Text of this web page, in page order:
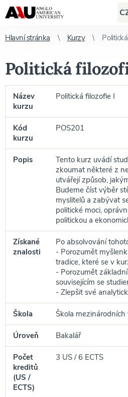
Hlavní stránka Kurzy
Politická
Název
kurzu
Politická filozofie I
Kód
kurzu
POS201
Popis
Tento kurz uvádí
zkoumat některé z
utvářejí způsob,
Budeme číst výběr
myslitelů a zabývat
politické moci,
politickou a
Získané
znalosti
Po absolvování
- Porozumět
tradice, které se v
- Porozumět
souvisejícím se
- Zlepšit své
Škola Škola
Úroveň Bakalář
Počet
kreditů
(US /
ECTS)
3 US / 6 ECTS